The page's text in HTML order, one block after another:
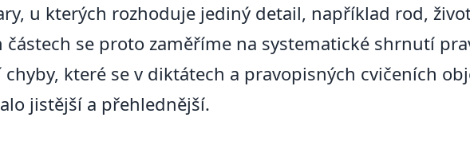
u kterých rozhoduje jediný detail, například rod,
se proto zaměříme na systematické shrnutí
chyby, které se v diktátech a pravopisných cvičeních
jistější a přehlednější.